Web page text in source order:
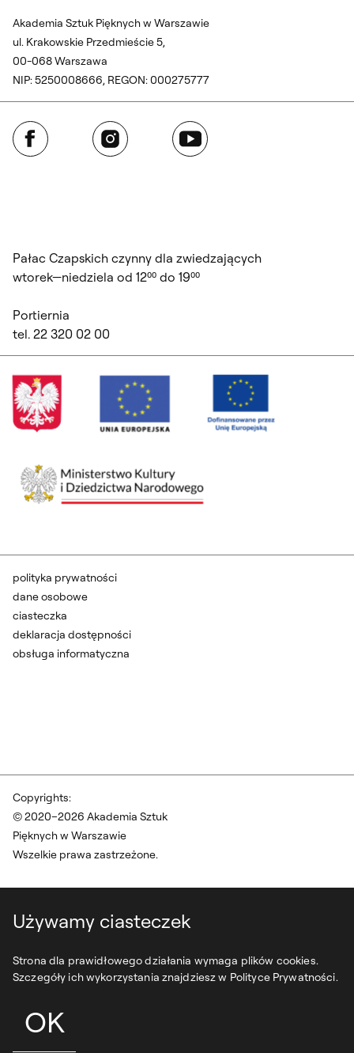
Używamy ciasteczek
Strona dla prawidłowego działania wymaga plików cookies.
Szczegóły ich wykorzystania znajdziesz w Polityce Prywatności.
OK
Akademia Sztuk Pięknych w Warszawie
ul. Krakowskie Przedmieście 5,
00-068 Warszawa
NIP: 5250008666, REGON: 000275777
Facebook Instagram YouTube
Pałac Czapskich czynny dla zwiedzających
wtorek—niedziela od 12⁰⁰ do 19⁰⁰
Portiernia
tel. 22 320 02 00
Copyrights:
© 2020–2026 Akademia Sztuk
Pięknych w Warszawie
Wszelkie prawa zastrzeżone.
polityka prywatności
dane osobowe
ciasteczka
deklaracja dostępności
obsługa informatyczna
projekt: syfonstudio
development: